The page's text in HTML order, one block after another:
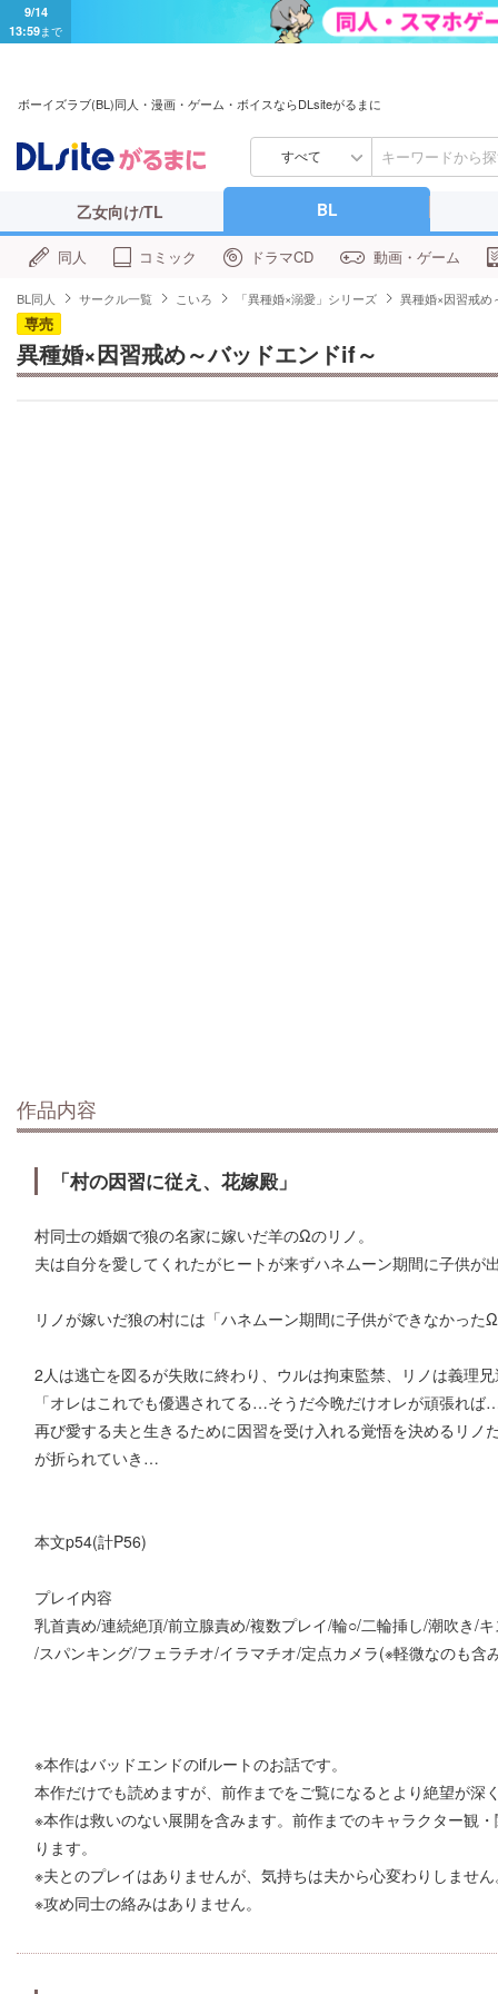
9/14
13:59まで
ボーイズラブ(BL)同人・漫画・ゲーム・ボイスならDLsiteがるまに
すべて
乙女向け/TL BL
同人 コミック ドラマCD 動画・ゲーム
BL同人 サークル一覧 こいろ 「異種婚×溺愛」シリーズ 異種婚×因習戒め
専売
異種婚×因習戒め～バッドエンドif～
作品内容
「村の因習に従え、花嫁殿」
村同士の婚姻で狼の名家に嫁いだ羊のΩのリノ。
夫は自分を愛してくれたがヒートが来ずハネムーン期間に子供が
リノが嫁いだ狼の村には「ハネムーン期間に子供ができなかっ
2人は逃亡を図るが失敗に終わり、ウルは拘束監禁、リノは義理
「オレはこれでも優遇されてる…そうだ今晩だけオレが頑張れば
再び愛する夫と生きるために因習を受け入れる覚悟を決めるリノ
が折られていき…
本文p54(計P56)
プレイ内容
乳首責め/連続絶頂/前立腺責め/複数プレイ/輪○/二輪挿し/潮吹き/
/スパンキング/フェラチオ/イラマチオ/定点カメラ(※軽微なのも含
※本作はバッドエンドのifルートのお話です。
本作だけでも読めますが、前作までをご覧になるとより絶望が深
※本作は救いのない展開を含みます。前作までのキャラクター観
ります。
※夫とのプレイはありませんが、気持ちは夫から心変わりしませ
※攻め同士の絡みはありません。